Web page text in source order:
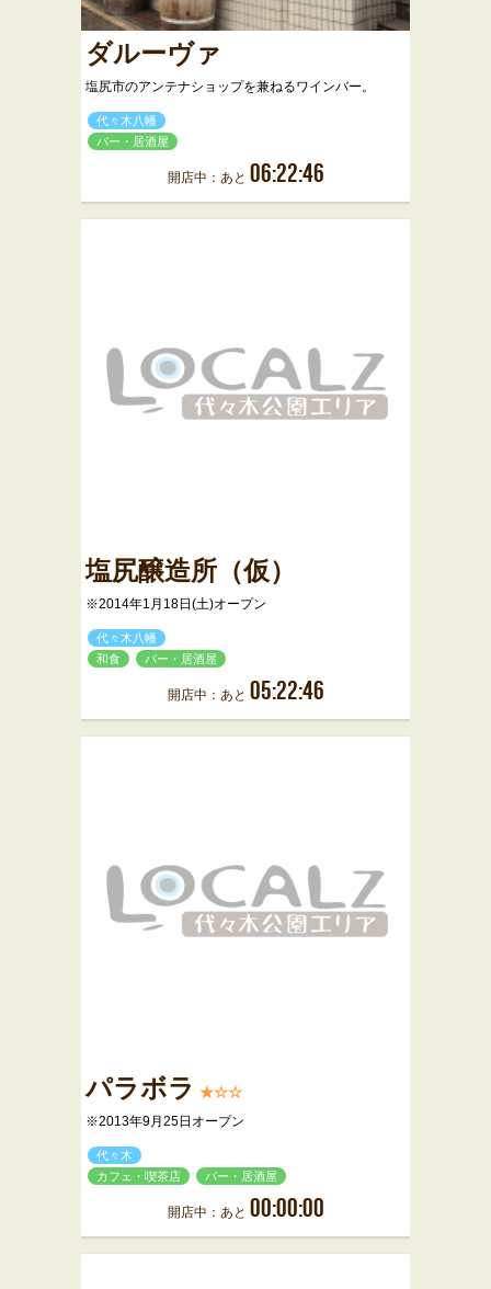
ダルーヴァ
塩尻市のアンテナショップを兼ねるワインバー。
代々木八幡
バー・居酒屋
開店中：あと 06:22:46
塩尻醸造所（仮）
※2014年1月18日(土)オープン
代々木八幡
和食
バー・居酒屋
開店中：あと 05:22:46
パラボラ ★☆☆
※2013年9月25日オープン
代々木
カフェ・喫茶店
バー・居酒屋
開店中：あと 00:00:00